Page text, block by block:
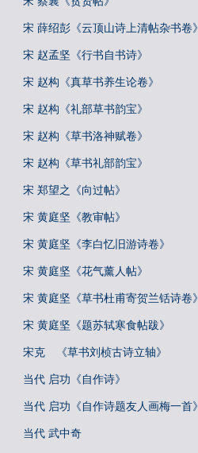
宋 薛绍彭《云顶山诗上清帖杂书卷》
宋 赵孟坚《行书自书诗》
宋 赵构《真草书养生论卷》
宋 赵构《礼部草书韵宝》
宋 赵构《草书洛神赋卷》
宋 赵构《草书礼部韵宝》
宋 郑望之《向过帖》
宋 黄庭坚《教审帖》
宋 黄庭坚《李白忆旧游诗卷》
宋 黄庭坚《花气薰人帖》
宋 黄庭坚《草书杜甫寄贺兰铦诗卷》
宋 黄庭坚《题苏轼寒食帖跋》
宋克 《草书刘桢古诗立轴》
当代 启功《自作诗》
当代 启功《自作诗题友人画梅一首》
当代 武中奇